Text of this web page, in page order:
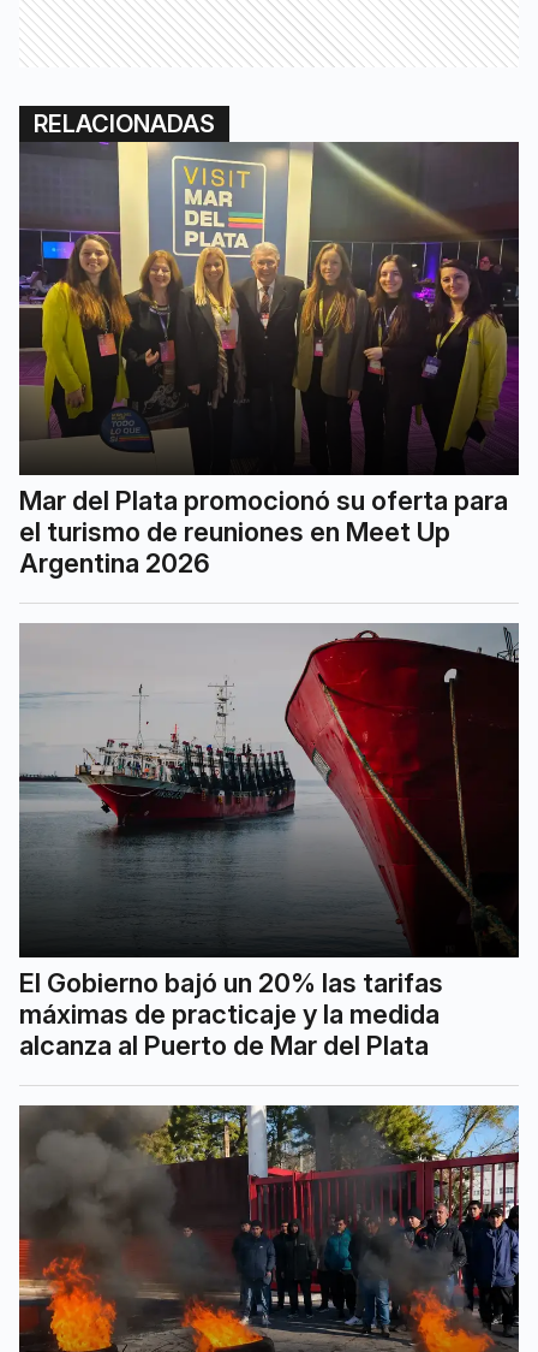
RELACIONADAS
Mar del Plata promocionó su oferta para
el turismo de reuniones en Meet Up
Argentina 2026
El Gobierno bajó un 20% las tarifas
máximas de practicaje y la medida
alcanza al Puerto de Mar del Plata